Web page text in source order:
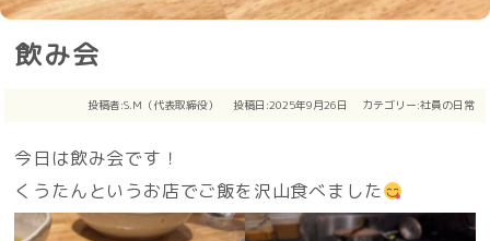
飲み会
投稿者:S.M（代表取締役） 投稿日:2025年9月26日 カテゴリー:社員の日常
今日は飲み会です！
くうたんというお店でご飯を沢山食べました